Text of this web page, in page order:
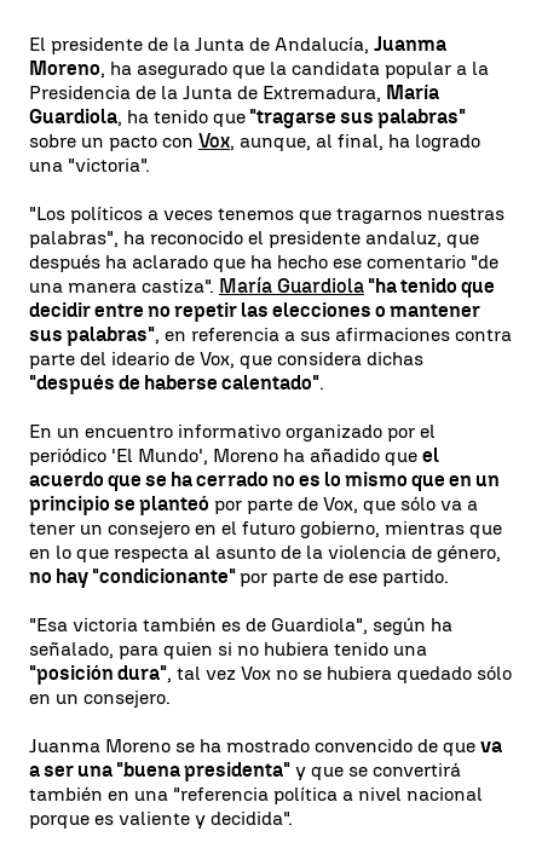
El presidente de la Junta de Andalucía, Juanma
Moreno, ha asegurado que la candidata popular a la
Presidencia de la Junta de Extremadura, María
Guardiola, ha tenido que "tragarse sus palabras"
sobre un pacto con Vox, aunque, al final, ha logrado
una "victoria".
"Los políticos a veces tenemos que tragarnos nuestras
palabras", ha reconocido el presidente andaluz, que
después ha aclarado que ha hecho ese comentario "de
una manera castiza". María Guardiola "ha tenido que
decidir entre no repetir las elecciones o mantener
sus palabras", en referencia a sus afirmaciones contra
parte del ideario de Vox, que considera dichas
"después de haberse calentado".
En un encuentro informativo organizado por el
periódico 'El Mundo', Moreno ha añadido que el
acuerdo que se ha cerrado no es lo mismo que en un
principio se planteó por parte de Vox, que sólo va a
tener un consejero en el futuro gobierno, mientras que
en lo que respecta al asunto de la violencia de género,
no hay "condicionante"por parte de ese partido.
"Esa victoria también es de Guardiola", según ha
señalado, para quien si no hubiera tenido una
"posición dura", tal vez Vox no se hubiera quedado sólo
en un consejero.
Juanma Moreno se ha mostrado convencido de que va
a ser una "buena presidenta" y que se convertirá
también en una "referencia política a nivel nacional
porque es valiente y decidida".